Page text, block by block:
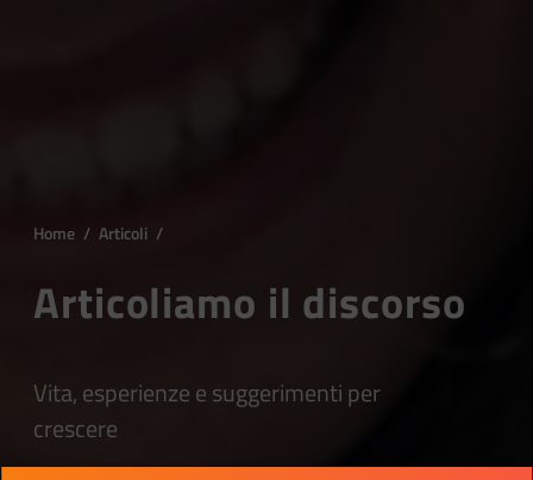
Home / Articoli /
Articoliamo il discorso
Vita, esperienze e suggerimenti per
crescere